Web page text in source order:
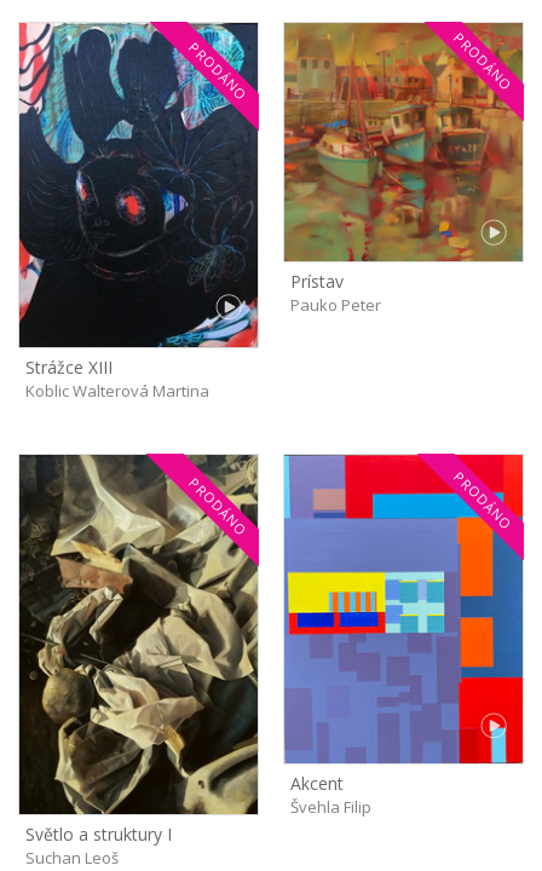
PRODÁNO
Strážce XIII
Koblic Walterová Martina
PRODÁNO
Prístav
Pauko Peter
PRODÁNO
Světlo a struktury I
Suchan Leoš
PRODÁNO
Akcent
Švehla Filip